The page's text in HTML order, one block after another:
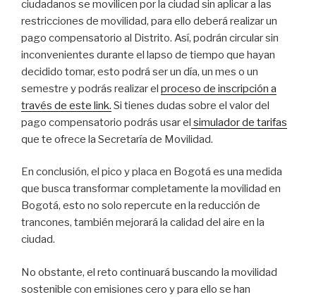
ciudadanos se movilicen por la ciudad sin aplicar a las
restricciones de movilidad, para ello deberá realizar un
pago compensatorio al Distrito. Así, podrán circular sin
inconvenientes durante el lapso de tiempo que hayan
decidido tomar, esto podrá ser un día, un mes o un
semestre y podrás realizar el proceso de inscripción a
través de este link. Si tienes dudas sobre el valor del
pago compensatorio podrás usar el simulador de tarifas
que te ofrece la Secretaría de Movilidad.
En conclusión, el pico y placa en Bogotá es una medida
que busca transformar completamente la movilidad en
Bogotá, esto no solo repercute en la reducción de
trancones, también mejorará la calidad del aire en la
ciudad.
No obstante, el reto continuará buscando la movilidad
sostenible con emisiones cero y para ello se han